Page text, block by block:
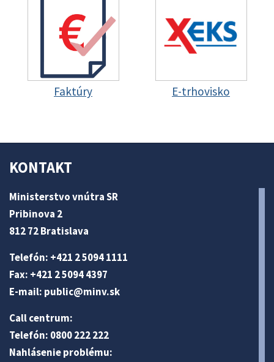
Faktúry E-trhovisko
KONTAKT
Ministerstvo vnútra SR
Pribinova 2
812 72 Bratislava
Telefón: +421 2 5094 1111
Fax: +421 2 5094 4397
E-mail: public@minv.sk
Call centrum:
Telefón: 0800 222 222
Nahlásenie problému: